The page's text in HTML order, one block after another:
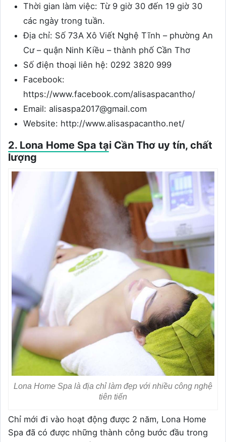
Thời gian làm việc: Từ 9 giờ 30 đến 19 giờ 30
các ngày trong tuần.
Địa chỉ: Số 73A Xô Viết Nghệ Tĩnh – phường An
Cư – quận Ninh Kiều – thành phố Cần Thơ
Số điện thoại liên hệ: 0292 3820 999
Facebook:
https://www.facebook.com/alisaspacantho/
Email: alisaspa2017@gmail.com
Website: http://www.alisaspacantho.net/
2. Lona Home Spa tại Cần Thơ uy tín, chất
lượng
Lona Home Spa là địa chỉ làm đẹp với nhiều công nghệ
tiên tiến
Chỉ mới đi vào hoạt động được 2 năm, Lona Home
Spa đã có được những thành công bước đầu trong